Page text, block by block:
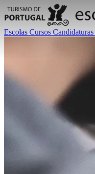
Escolas Cursos Candidaturas